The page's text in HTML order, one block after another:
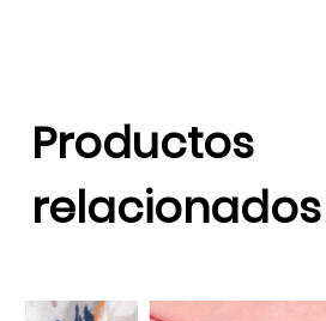
Productos
relacionados